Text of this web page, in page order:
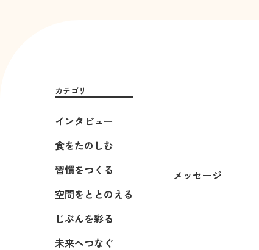
カテゴリ
インタビュー
食をたのしむ
習慣をつくる
空間をととのえる
じぶんを彩る
未来へつなぐ
メッセージ